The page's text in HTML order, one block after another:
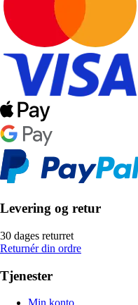
Levering og retur
30 dages returret
Returnér din ordre
Tjenester